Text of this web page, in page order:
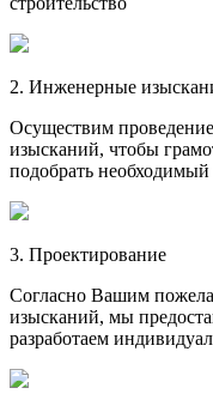
2. Инженерные
Осуществим
изысканий, чтобы
подобрать
3. Проектирование
Согласно Вашим
изысканий, мы
разработаем